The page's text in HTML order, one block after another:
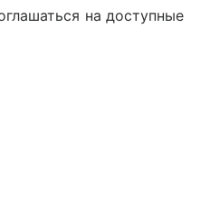
на доступные